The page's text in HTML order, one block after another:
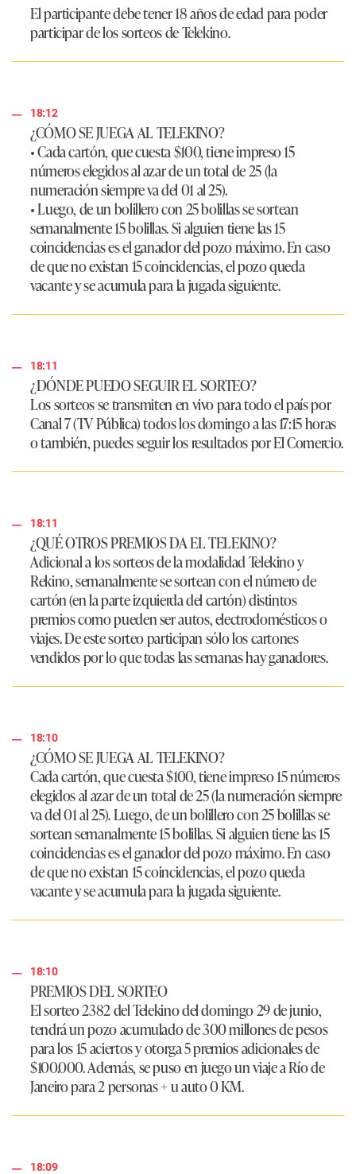
El participante debe tener 18 años de edad para poder
participar de los sorteos de Telekino.
18:12
¿CÓMO SE JUEGA AL TELEKINO?
• Cada cartón, que cuesta $100, tiene impreso 15
números elegidos al azar de un total de 25 (la
numeración siempre va del 01 al 25).
• Luego, de un bolillero con 25 bolillas se sortean
semanalmente 15 bolillas. Si alguien tiene las 15
coincidencias es el ganador del pozo máximo. En caso
de que no existan 15 coincidencias, el pozo queda
vacante y se acumula para la jugada siguiente.
18:11
¿DÓNDE PUEDO SEGUIR EL SORTEO?
Los sorteos se transmiten en vivo para todo el país por
Canal 7 (TV Pública)todos los domingo a las 17:15 horas
o también, puedes seguir los resultados por El Comercio.
18:11
¿QUÉ OTROS PREMIOS DA EL TELEKINO?
Adicional a los sorteos de la modalidad Telekino y
Rekino, semanalmente se sortean con el número de
cartón (en la parte izquierda del cartón) distintos
premios como pueden ser autos, electrodomésticos o
viajes. De este sorteo participan sólo los cartones
vendidos por lo que todas las semanas hay ganadores.
18:10
¿CÓMO SE JUEGA AL TELEKINO?
Cada cartón, que cuesta $100, tiene impreso 15 números
elegidos al azar de un total de 25 (la numeración siempre
va del 01 al 25). Luego, de un bolillero con 25 bolillas se
sortean semanalmente 15 bolillas. Si alguien tiene las 15
coincidencias es el ganador del pozo máximo. En caso
de que no existan 15 coincidencias, el pozo queda
vacante y se acumula para la jugada siguiente.
18:10
PREMIOS DEL SORTEO
Elsorteo 2382 del Telekino del domingo 29 de junio,
tendrá un pozo acumulado de 300 millones de pesos
para los 15 aciertos y otorga 5 premios adicionales de
$100.000. Además, se puso en juego un viaje a Río de
Janeiro para 2 personas + u auto 0 KM.
18:09